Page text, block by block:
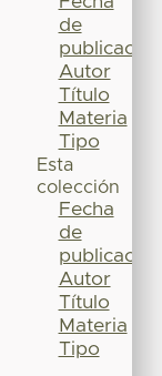
de
publicación
Autor
Título
Materia
Tipo
Esta
colección
Fecha
de
publicación
Autor
Título
Materia
Tipo